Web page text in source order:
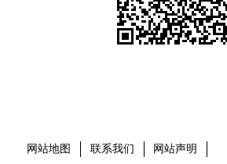
网站地图 联系我们 网站声明